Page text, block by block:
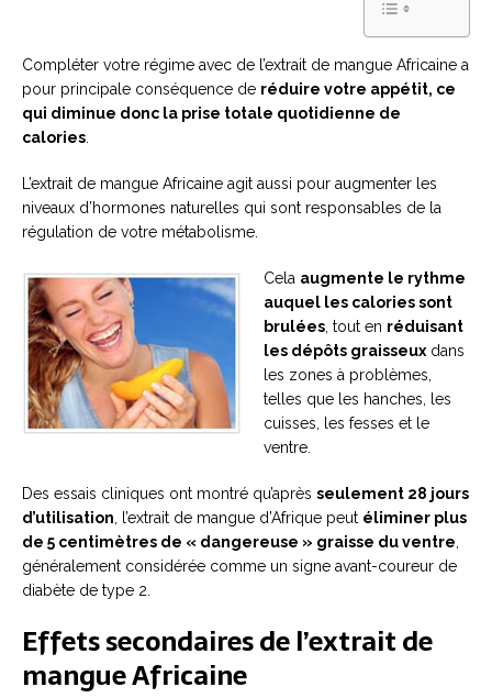
Compléter votre régime avec de l’extrait de mangue Africaine a
pour principale conséquence de réduire votre appétit, ce
qui diminue donc la prise totale quotidienne de
calories
L’extrait de mangue Africaine agit aussi pour augmenter les
niveaux d’hormones naturelles qui sont responsables de la
régulation de votre métabolisme.
Cela augmente le rythme
auquel les calories sont
brulées , tout en réduisant
les dépôts graisseux dans
les zones à problèmes,
telles que les hanches, les
cuisses, les fesses et le
ventre.
Des essais cliniques ont montré qu’après seulement 28 jours
d’utilisation , l’extrait de mangue d’Afrique peut éliminer plus
de 5 centimètres de « dangereuse » graisse du ventre
généralement considérée comme un signe avant-coureur de
diabète de type 2.
Effets secondaires de l’extrait de
mangue Africaine